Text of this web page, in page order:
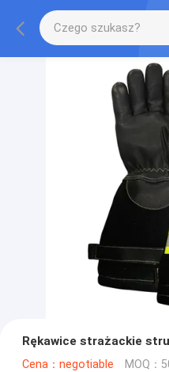
Rękawice strażackie
Cena：negotiable MOQ：